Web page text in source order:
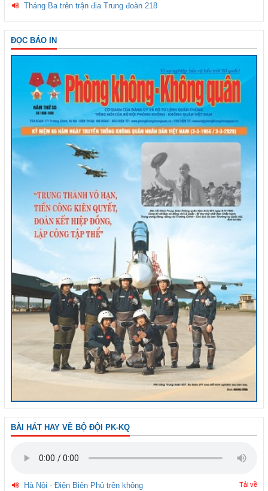
Tháng Ba trên trận địa Trung đoàn 218
ĐỌC BÁO IN
BÀI HÁT HAY VỀ BỘ ĐỘI PK-KQ
Hà Nội - Điện Biên Phủ trên không Tải về